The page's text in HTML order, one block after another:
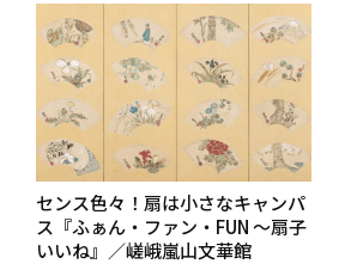
センス色々！扇は小さなキャンパ
ス『ふぁん・ファン・FUN 〜扇子
いいね』／嵯峨嵐山文華館